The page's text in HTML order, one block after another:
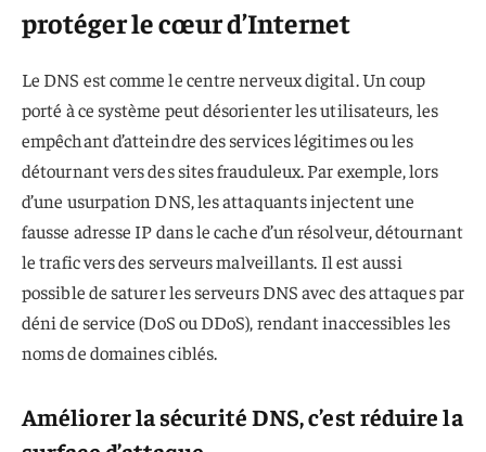
protéger le cœur d’Internet
Le DNS est comme le centre nerveux digital. Un coup
porté à ce système peut désorienter les utilisateurs, les
empêchant d’atteindre des services légitimes ou les
détournant vers des sites frauduleux. Par exemple, lors
d’une usurpation DNS, les attaquants injectent une
fausse adresse IP dans le cache d’un résolveur, détournant
le trafic vers des serveurs malveillants. Il est aussi
possible de saturer les serveurs DNS avec des attaques par
déni de service (DoS ou DDoS), rendant inaccessibles les
noms de domaines ciblés.
Améliorer la sécurité DNS, c’est réduire la